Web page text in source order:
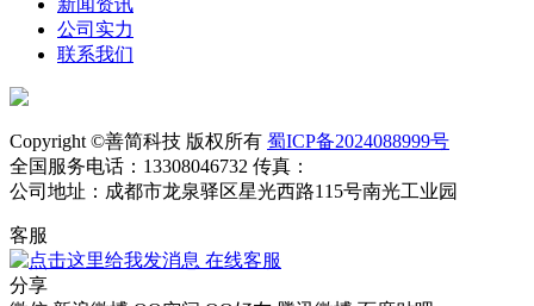
新闻资讯
公司实力
联系我们
Copyright ©善简科技 版权所有 蜀ICP备2024088999号
全国服务电话：13308046732 传真：
公司地址：成都市龙泉驿区星光西路115号南光工业园
客服
在线客服
分享